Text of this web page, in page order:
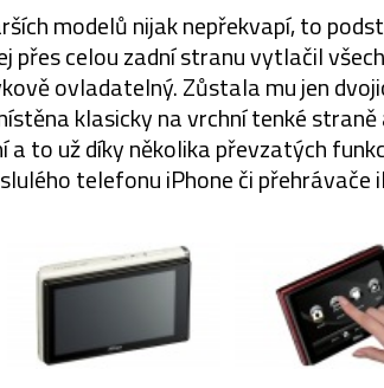
modelů nijak nepřekvapí, to
přes celou zadní stranu vytlačil
ovladatelný. Zůstala mu jen
klasicky na vrchní tenké
to už díky několika převzatých
telefonu iPhone či přehrávače